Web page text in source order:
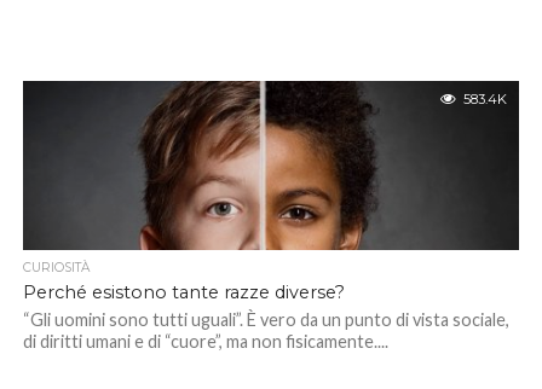
583.4K
CURIOSITÀ
Perché esistono tante razze diverse?
“Gli uomini sono tutti uguali”. È vero da un punto di vista sociale,
di diritti umani e di “cuore”, ma non fisicamente....